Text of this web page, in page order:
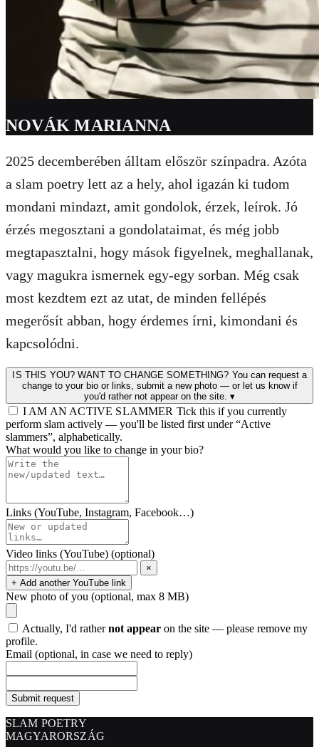
NOVÁK MARIANNA
2025 decemberében álltam először színpadra. Azóta
a slam poetry lett az a hely, ahol igazán ki tudom
mondani mindazt, amit gondolok, érzek, leírok. Jó
érzés megosztani a gondolataimat, és még jobb
megtapasztalni, hogy mások figyelnek, meghallanak,
vagy magukra ismernek egy-egy sorban. Még csak
most kezdtem ezt az utat, de minden fellépés
megerősít abban, hogy érdemes írni, kimondani és
kapcsolódni.
IS THIS YOU? WANT TO CHANGE SOMETHING? You can request a
change to your bio or links, submit a new photo — or let us know if
you'd rather not appear on the site. ▾
I AM AN ACTIVE SLAMMER Tick this if you currently
perform slam actively — you'll be listed first under “Active
slammers”, alphabetically.
What would you like to change in your bio?
Links (YouTube, Instagram, Facebook…)
Video links (YouTube) (optional)
×
+ Add another YouTube link
New photo of you (optional, max 8 MB)
Actually, I'd rathernot appear on the site — please remove my
profile.
Email (optional, in case we need to reply)
Submit request
SLAM POETRY
MAGYARORSZÁG